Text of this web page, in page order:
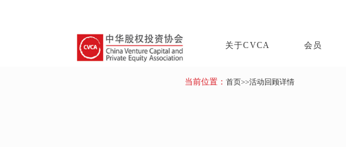
关于CVCA 会员
当前位置： 首页>>活动回顾详情